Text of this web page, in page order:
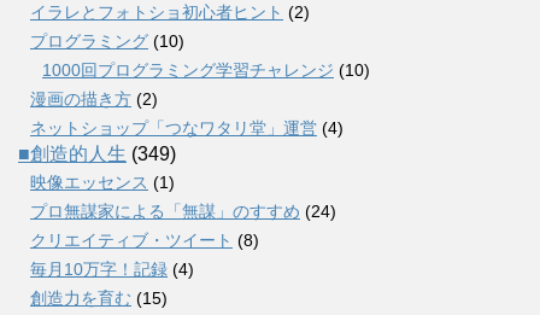
イラレとフォトショ初心者ヒント (2)
プログラミング (10)
1000回プログラミング学習チャレンジ (10)
漫画の描き方 (2)
ネットショップ「つなワタリ堂」運営 (4)
■創造的人生 (349)
映像エッセンス (1)
プロ無謀家による「無謀」のすすめ (24)
クリエイティブ・ツイート (8)
毎月10万字！記録 (4)
創造力を育む (15)